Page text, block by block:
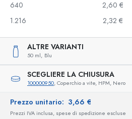
640
2,60 €
1.216
2,32 €
ALTRE VARIANTI
50 ml, Blu
SCEGLIERE LA CHIUSURA
100000950, Coperchio a vite, HPM, Nero
Prezzo unitario: 3,66 €
Prezzi IVA inclusa, spese di spedizione escluse